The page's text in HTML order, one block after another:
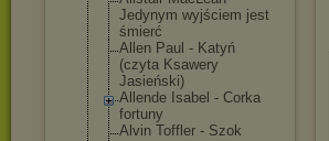
Jedynym wyjściem jest
śmierć
Allen Paul - Katyń
(czyta Ksawery
Jasieński)
Allende Isabel - Corka
fortuny
Alvin Toffler - Szok